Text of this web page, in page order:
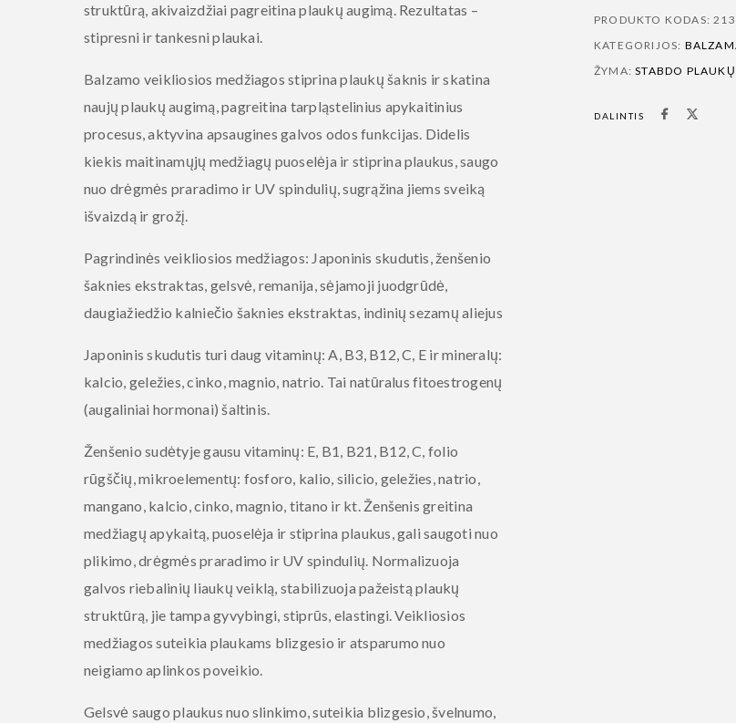
struktūrą, akivaizdžiai pagreitina plaukų augimą. Rezultatas –
stipresni ir tankesni plaukai.
Balzamo veikliosios medžiagos stiprina plaukų šaknis ir skatina
naujų plaukų augimą, pagreitina tarpląstelinius apykaitinius
procesus, aktyvina apsaugines galvos odos funkcijas. Didelis
kiekis maitinamųjų medžiagų puoselėja ir stiprina plaukus, saugo
nuo drėgmės praradimo ir UV spindulių, sugrąžina jiems sveiką
išvaizdą ir grožį.
Pagrindinės veikliosios medžiagos: Japoninis skudutis, ženšenio
šaknies ekstraktas, gelsvė, remanija, sėjamoji juodgrūdė,
daugiažiedžio kalniečio šaknies ekstraktas, indinių sezamų aliejus
Japoninis skudutis turi daug vitaminų: A, B3, B12, C, E ir mineralų:
kalcio, geležies, cinko, magnio, natrio. Tai natūralus fitoestrogenų
(augaliniai hormonai) šaltinis.
Ženšenio sudėtyje gausu vitaminų: E, B1, B21, B12, C, folio
rūgščių, mikroelementų: fosforo, kalio, silicio, geležies, natrio,
mangano, kalcio, cinko, magnio, titano ir kt. Ženšenis greitina
medžiagų apykaitą, puoselėja ir stiprina plaukus, gali saugoti nuo
plikimo, drėgmės praradimo ir UV spindulių. Normalizuoja
galvos riebalinių liaukų veiklą, stabilizuoja pažeistą plaukų
struktūrą, jie tampa gyvybingi, stiprūs, elastingi. Veikliosios
medžiagos suteikia plaukams blizgesio ir atsparumo nuo
neigiamo aplinkos poveikio.
Gelsvė saugo plaukus nuo slinkimo, suteikia blizgesio, švelnumo,
PRODUKTO KODAS:
KATEGORIJOS:
ŽYMA:STABDO
DALINTIS